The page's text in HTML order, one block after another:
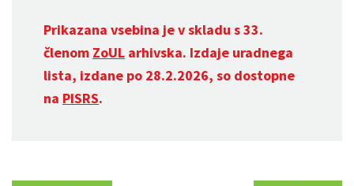
Prikazana vsebina je v skladu s 33.
členom ZoUL arhivska. Izdaje uradnega
lista, izdane po 28.2.2026, so dostopne
na PISRS.